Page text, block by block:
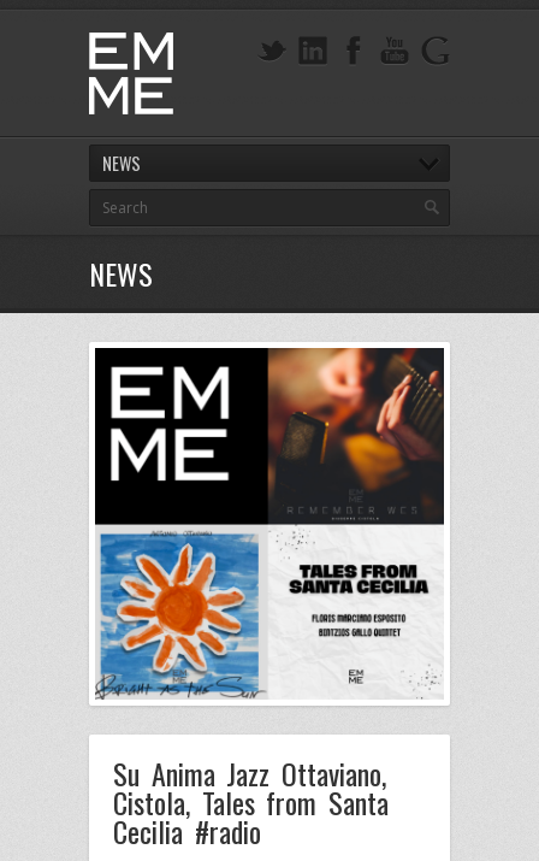
NEWS
NEWS
Su Anima Jazz Ottaviano,
Cistola, Tales from Santa
Cecilia #radio